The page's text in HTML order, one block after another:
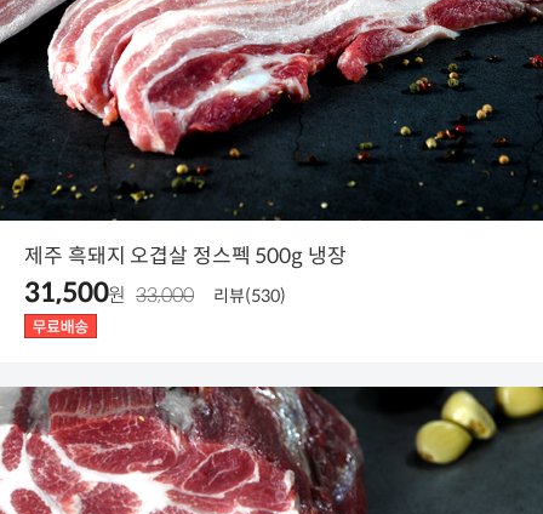
제주 흑돼지 오겹살 정스펙 500g 냉장
31,500원 33,000 리뷰(530)